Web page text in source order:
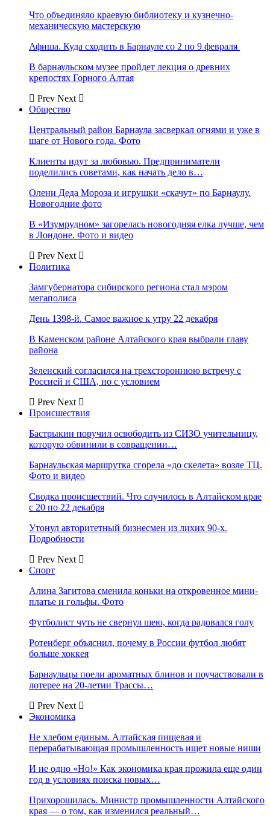
Что объединяло краевую библиотеку и кузнечно-
механическую мастерскую
Афиша. Куда сходить в Барнауле со 2 по 9 февраля
В барнаульском музее пройдет лекция о древних
крепостях Горного Алтая
Prev Next
Общество
Центральный район Барнаула засверкал огнями и уже в
шаге от Нового года. Фото
Клиенты идут за любовью. Предприниматели
поделились советами, как начать дело в…
Олени Деда Мороза и игрушки «скачут» по Барнаулу.
Новогодние фото
В «Изумрудном» загорелась новогодняя елка лучше, чем
в Лондоне. Фото и видео
Prev Next
Политика
Замгубернатора сибирского региона стал мэром
мегаполиса
День 1398-й. Самое важное к утру 22 декабря
В Каменском районе Алтайского края выбрали главу
района
Зеленский согласился на трехстороннюю встречу с
Россией и США, но с условием
Prev Next
Происшествия
Бастрыкин поручил освободить из СИЗО учительницу,
которую обвинили в совращении…
Барнаульская маршрутка сгорела «до скелета» возле ТЦ.
Фото и видео
Сводка происшествий. Что случилось в Алтайском крае
с 20 по 22 декабря
Утонул авторитетный бизнесмен из лихих 90-х.
Подробности
Prev Next
Спорт
Алина Загитова сменила коньки на откровенное мини-
платье и гольфы. Фото
Футболист чуть не свернул шею, когда радовался голу
Ротенберг объяснил, почему в России футбол любят
больше хоккея
Барнаульцы поели ароматных блинов и поучаствовали в
лотерее на 20-летии Трассы…
Prev Next
Экономика
Не хлебом единым. Алтайская пищевая и
перерабатывающая промышленность ищет новые ниши
И не одно «Но!» Как экономика края прожила еще один
год в условиях поиска новых…
Прихорошилась. Министр промышленности Алтайского
края — о том, как изменился реальный…